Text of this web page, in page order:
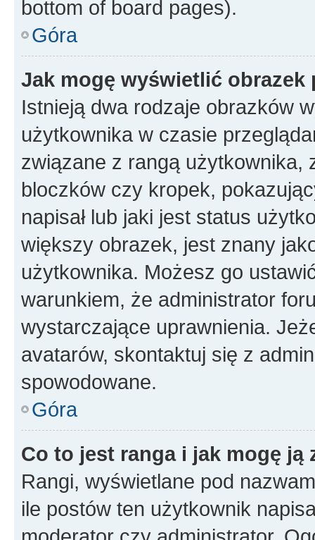
bottom of board pages).
Góra
Jak mogę wyświetlić
Istnieją dwa rodzaje obrazków
użytkownika w czasie
związane z rangą użytkownika,
bloczków czy kropek,
napisał lub jaki jest status
większy obrazek, jest znany
użytkownika. Możesz go
warunkiem, że administrator
wystarczające uprawnienia.
avatarów, skontaktuj się z
spowodowane.
Góra
Co to jest ranga i jak mogę ją
Rangi, wyświetlane pod
ile postów ten użytkownik